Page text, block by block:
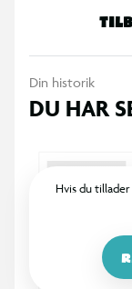
Din historik
DU HAR
Hvis du